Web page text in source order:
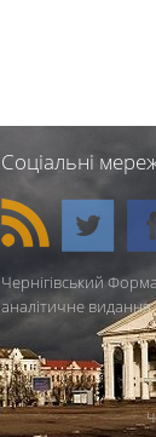
Соціальні
Чернігівський
аналітичне видання